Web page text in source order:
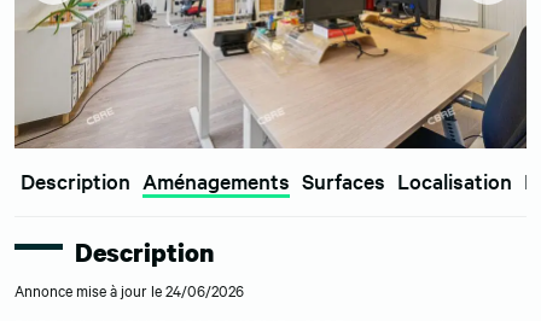
Description Aménagements Surfaces Localisation
Description
Annonce mise à jour le 24/06/2026